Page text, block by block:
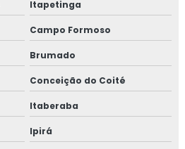
Itapetinga
Campo Formoso
Brumado
Conceição do Coité
Itaberaba
Ipirá